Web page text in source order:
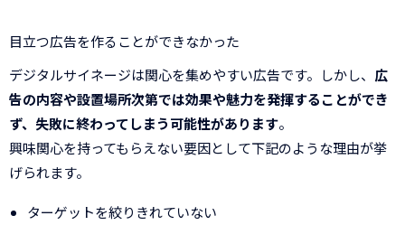
目立つ広告を作ることができなかった
デジタルサイネージは関心を集めやすい広告です。しかし、 広
告の内容や設置場所次第では効果や魅力を発揮することができ
ず、失敗に終わってしまう可能性があります。
興味関心を持ってもらえない要因として下記のような理由が挙
げられます。
ターゲットを絞りきれていない